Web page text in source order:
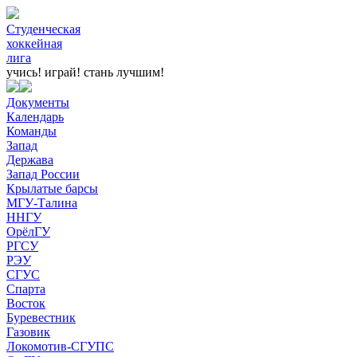
Студенческая
хоккейная
лига
учись! играй! стань лучшим!
Документы
Календарь
Команды
Запад
Держава
Запад России
Крылатые барсы
МГУ-Талина
ННГУ
ОрёлГУ
РГСУ
РЭУ
СГУС
Спарта
Восток
Буревестник
Газовик
Локомотив-СГУПС